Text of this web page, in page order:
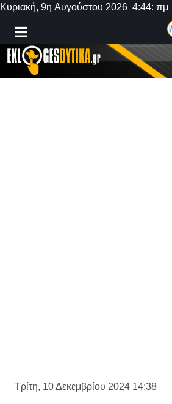
Κυριακή, 9η Αυγούστου 2026 4:44: πμ
Τρίτη, 10 Δεκεμβρίου 2024 14:38